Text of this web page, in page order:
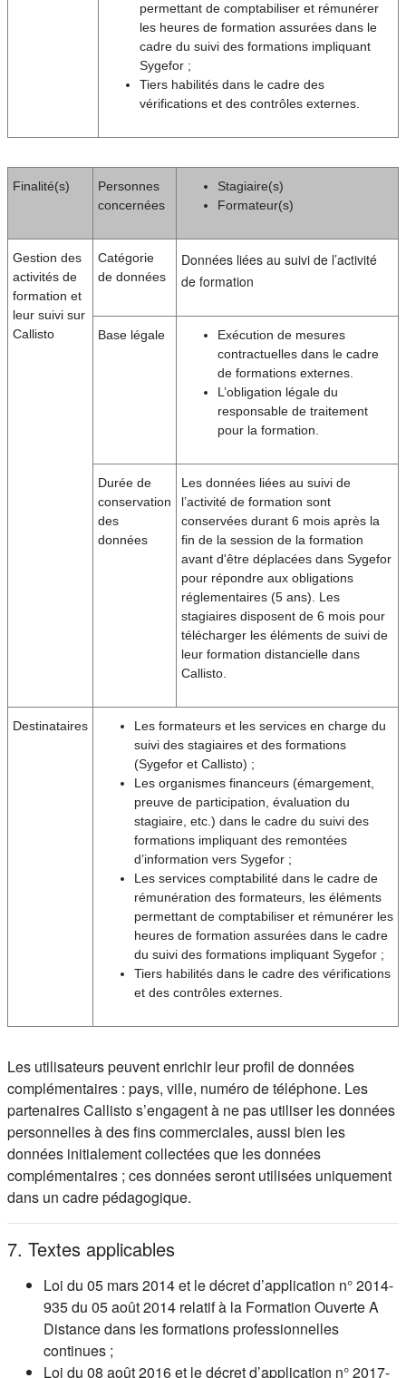
permettant de comptabiliser et rémunérer
les heures de formation assurées dans le
cadre du suivi des formations impliquant
Sygefor ;
Tiers habilités dans le cadre des
vérifications et des contrôles externes.
Finalité(s)
Personnes
concernées
Stagiaire(s)
Formateur(s)
Gestion des
activités de
formation et
leur suivi sur
Callisto
Catégorie
de données
Données liées au suivi de l’activité
de formation
Base légale
Exécution de mesures
contractuelles dans le cadre
de formations externes.
L’obligation légale du
responsable de traitement
pour la formation.
Durée de
conservation
des
données
Les données liées au suivi de
l’activité de formation sont
conservées durant 6 mois après la
fin de la session de la formation
avant d'être déplacées dans Sygefor
pour répondre aux obligations
réglementaires (5 ans). Les
stagiaires disposent de 6 mois pour
télécharger les éléments de suivi de
leur formation distancielle dans
Callisto.
Destinataires
Les formateurs et les services en charge du
suivi des stagiaires et des formations
(Sygefor et Callisto) ;
Les organismes financeurs (émargement,
preuve de participation, évaluation du
stagiaire, etc.) dans le cadre du suivi des
formations impliquant des remontées
d’information vers Sygefor ;
Les services comptabilité dans le cadre de
rémunération des formateurs, les éléments
permettant de comptabiliser et rémunérer les
heures de formation assurées dans le cadre
du suivi des formations impliquant Sygefor ;
Tiers habilités dans le cadre des vérifications
et des contrôles externes.
Les utilisateurs peuvent enrichir leur profil de données
complémentaires : pays, ville, numéro de téléphone. Les
partenaires Callisto s’engagent à ne pas utiliser les données
personnelles à des fins commerciales, aussi bien les
données initialement collectées que les données
complémentaires ; ces données seront utilisées uniquement
dans un cadre pédagogique.
7. Textes applicables
Loi du 05 mars 2014 et le décret d’application n° 2014-
935 du 05 août 2014 relatif à la Formation Ouverte A
Distance dans les formations professionnelles
continues ;
Loi du 08 août 2016 et le décret d’application n° 2017-